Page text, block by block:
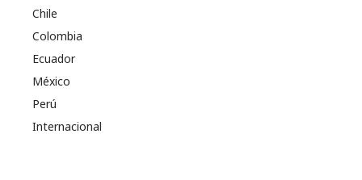
Chile
Colombia
Ecuador
México
Perú
Internacional